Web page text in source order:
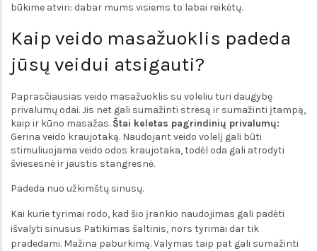
būkime atviri: dabar mums visiems to labai reikėtų.
Kaip veido masažuoklis padeda
jūsų veidui atsigauti?
Paprasčiausias veido masažuoklis su voleliu turi daugybę
privalumų odai. Jis net gali sumažinti stresą ir sumažinti įtampą,
kaip ir kūno masažas. Štai keletas pagrindinių privalumų:
Gerina veido kraujotaką. Naudojant veido volelį gali būti
stimuliuojama veido odos kraujotaka, todėl oda gali atrodyti
šviesesnė ir jaustis stangresnė.
Padeda nuo užkimštų sinusų.
Kai kurie tyrimai rodo, kad šio įrankio naudojimas gali padėti
išvalyti sinusus Patikimas šaltinis, nors tyrimai dar tik
pradedami. Mažina paburkimą. Valymas taip pat gali sumažinti